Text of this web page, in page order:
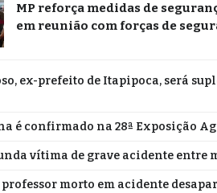
MP reforça medidas de
em reunião com forças de
ex-prefeito de Itapipoca, será
é confirmado na 28ª Exposição
vítima de grave acidente entre
morto em acidente